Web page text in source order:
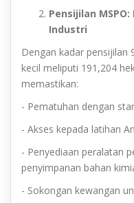
Pensijilan
Industri
Dengan kadar pensijilan
kecil meliputi 191,204
memastikan:
- Pematuhan dengan
- Akses kepada latihan
- Penyediaan peralatan
penyimpanan bahan
- Sokongan kewangan